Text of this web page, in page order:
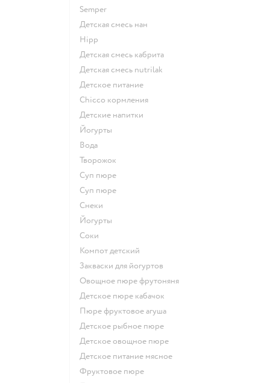
semper
детская смесь нан
hipp
детская смесь кабрита
детская смесь nutrilak
детское питание
chicco кормления
детские напитки
йогурты
Вода
творожок
суп пюре
суп пюре
Снеки
йогурты
Соки
компот детский
Закваски для йогуртов
овощное пюре фрутоняня
детское пюре кабачок
пюре фруктовое агуша
детское рыбное пюре
детское овощное пюре
детское питание мясное
фруктовое пюре